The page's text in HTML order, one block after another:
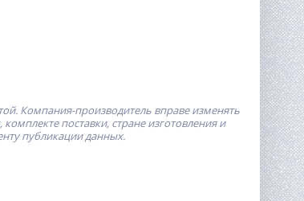
Компания-производитель вправе изменять
поставки, стране изготовления и
публикации данных.